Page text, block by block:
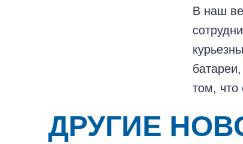
В наш
том, что
ДРУГИЕ